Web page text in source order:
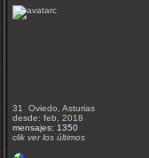
31 Oviedo, Asturias
desde: feb, 2018
mensajes: 1350
clik ver los últimos